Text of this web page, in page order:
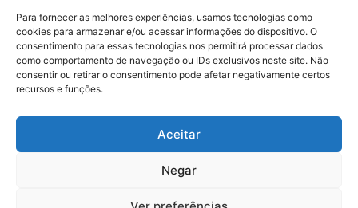
Para fornecer as melhores experiências, usamos tecnologias como
cookies para armazenar e/ou acessar informações do dispositivo. O
consentimento para essas tecnologias nos permitirá processar dados
como comportamento de navegação ou IDs exclusivos neste site. Não
consentir ou retirar o consentimento pode afetar negativamente certos
recursos e funções.
Aceitar
Negar
E-mail: alagoasbrasilnoticias@gmail.com
Telefone: (82) 9 9691-0391 (Whatsapp)
Responsável Técnico: Crysthyan Carlos
Rua do Sau - Centro - Anadia - AL - CEP:
© 2022 - 2026 Alagoas Brasil Notícias. Todos os
direitos reservados.